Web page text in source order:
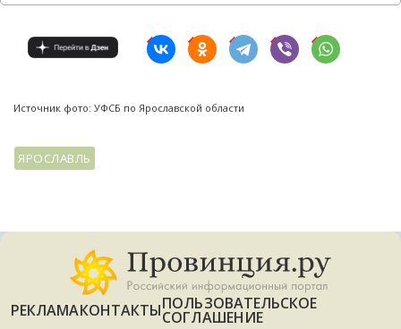
Источник фото: УФСБ по Ярославской области
ЯРОСЛАВЛЬ
РЕКЛАМАКОНТАКТЫПОЛЬЗОВАТЕЛЬСКОЕ
СОГЛАШЕНИЕ